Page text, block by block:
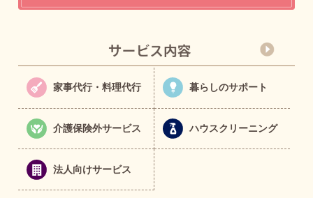
家事代行・料理代行 暮らしのサポート
介護保険外サービス ハウスクリーニング
法人向けサービス